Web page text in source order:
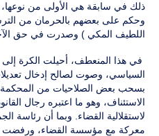
ذلك في سابقة هي الأولى من
وحكم على بعضهم بالحرمان من
اللطيف المكي ) وصدرت في حق
في هذا المنعطف، أحيلت الكرة
السياسي، وصوت لصالح إدخال
بسحب بعض الصلاحيات من المحكمة
الاستئناف، وهو ما اعتبره رجال
لاستقلالية القضاء. وبما أن رئاسة
معركة مع مؤسسة القضاء، ورفضت